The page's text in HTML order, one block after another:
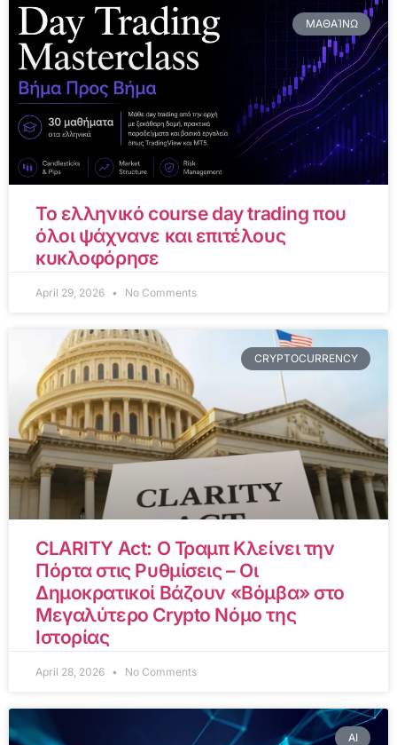
ΜΑΘΑΊΝΩ
Το ελληνικό course day trading που
όλοι ψάχνανε και επιτέλους
κυκλοφόρησε
April 29, 2026 No Comments
CRYPTOCURRENCY
CLARITY Act: Ο Τραμπ Κλείνει την
Πόρτα στις Ρυθμίσεις – Οι
Δημοκρατικοί Βάζουν «Βόμβα» στο
Μεγαλύτερο Crypto Νόμο της
Ιστορίας
April 28, 2026 No Comments
AI